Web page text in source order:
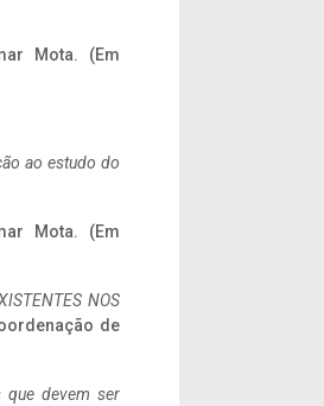
Mota. (Em
ao estudo do
Mota. (Em
NOS
de
que devem ser